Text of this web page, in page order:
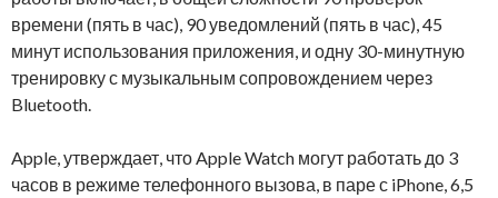
времени (пять в час), 90 уведомлений (пять в час), 45
минут использования приложения, и одну 30-минутную
тренировку с музыкальным сопровождением через
Bluetooth.
Apple, утверждает, что Apple Watch могут работать до 3
часов в режиме телефонного вызова, в паре с iPhone, 6,5